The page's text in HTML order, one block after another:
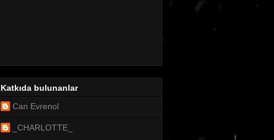
Katkıda bulunanlar
Can Evrenol
_CHARLOTTE_